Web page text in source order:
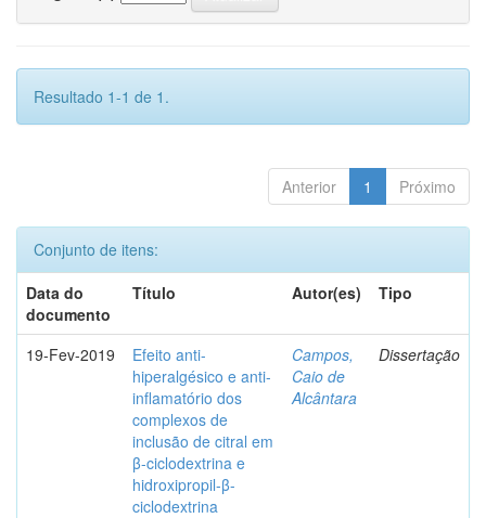
Resultado 1-1 de 1.
Anterior 1 Próximo
Conjunto de itens:
Data do
documento
Título Autor(es) Tipo
19-Fev-2019
Efeito anti-
hiperalgésico e anti-
inflamatório dos
complexos de
inclusão de citral em
β-ciclodextrina e
hidroxipropil-β-
ciclodextrina
Campos,
Caio de
Alcântara
Dissertação